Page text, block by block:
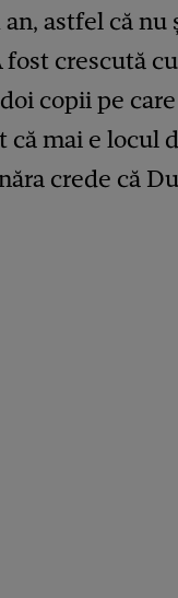
an, astfel că
crescută
copii pe
că mai e locul
crede că